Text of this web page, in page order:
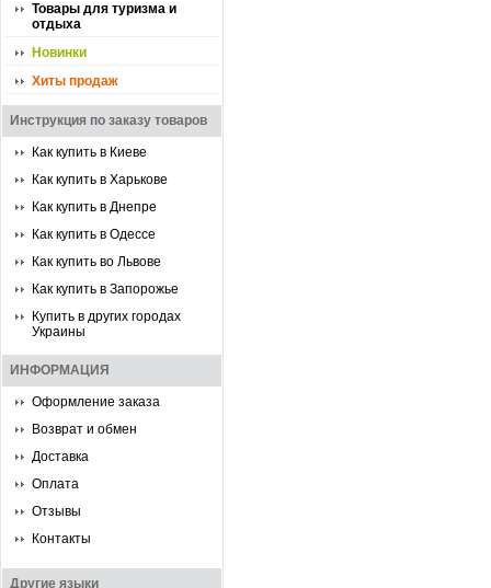
Товары для туризма и
отдыха
Новинки
Хиты продаж
Инструкция по заказу товаров
Как купить в Киеве
Как купить в Харькове
Как купить в Днепре
Как купить в Одессе
Как купить во Львове
Как купить в Запорожье
Купить в других городах
Украины
ИНФОРМАЦИЯ
Оформление заказа
Возврат и обмен
Доставка
Оплата
Отзывы
Контакты
Другие языки